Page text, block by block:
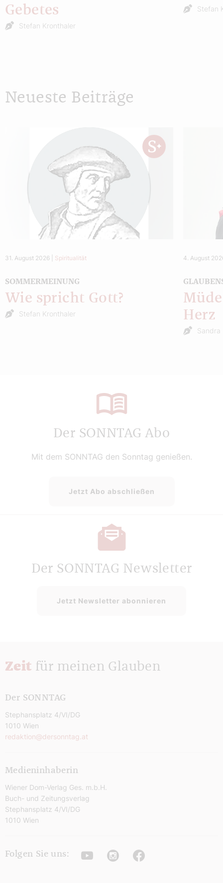
Gebetes
Stefan Kronthaler
Stefan
Neueste Beiträge
31. August 2026 Spiritualität
SOMMERMEINUNG
Wie spricht Gott?
Stefan Kronthaler
4. August
Herz
Sandra
Der SONNTAG Abo
Mit dem SONNTAG den Sonntag genießen.
Jetzt Abo abschließen
Der SONNTAG Newsletter
Jetzt Newsletter abonnieren
Zeit für meinen Glauben
Der SONNTAG
Stephansplatz 4/VI/DG
1010 Wien
redaktion@dersonntag.at
Medieninhaberin
Wiener Dom-Verlag Ges. m.b.H.
Buch- und Zeitungsverlag
Stephansplatz 4/VI/DG
1010 Wien
Folgen Sie uns: YoutubeInstagramFacebook